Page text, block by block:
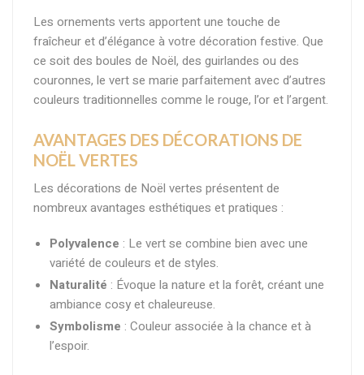
Les ornements verts apportent une touche de
fraîcheur et d’élégance à votre décoration festive. Que
ce soit des boules de Noël, des guirlandes ou des
couronnes, le vert se marie parfaitement avec d’autres
couleurs traditionnelles comme le rouge, l’or et l’argent.
AVANTAGES DES DÉCORATIONS DE
NOËL VERTES
Les décorations de Noël vertes présentent de
nombreux avantages esthétiques et pratiques :
Polyvalence : Le vert se combine bien avec une
variété de couleurs et de styles.
Naturalité : Évoque la nature et la forêt, créant une
ambiance cosy et chaleureuse.
Symbolisme : Couleur associée à la chance et à
l’espoir.